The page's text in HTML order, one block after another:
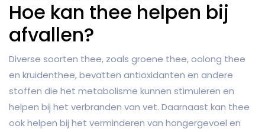
Hoe kan thee helpen bij
afvallen?
Diverse soorten thee, zoals groene thee, oolong thee
en kruidenthee, bevatten antioxidanten en andere
stoffen die het metabolisme kunnen stimuleren en
helpen bij het verbranden van vet. Daarnaast kan thee
ook helpen bij het verminderen van hongergevoel en